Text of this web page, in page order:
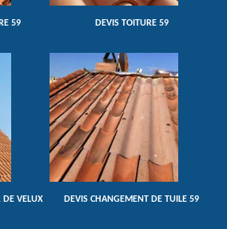
59 DEVIS TOITURE 59
DE VELUX
DEVIS CHANGEMENT DE TUILE 59